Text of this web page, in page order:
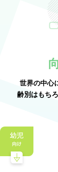
世界の中心
齢別はもち